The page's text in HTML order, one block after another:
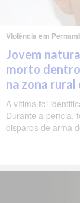
Violência em
Jovem
morto dentro
na zona
A vítima foi
Durante a perícia,
disparos de arma